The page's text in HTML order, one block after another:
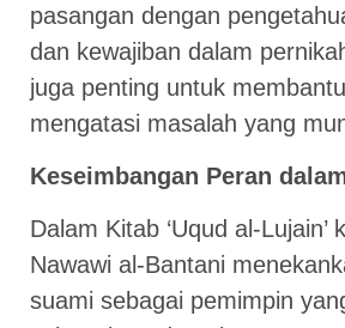
pasangan dengan
dan kewajiban dalam
juga penting untuk
mengatasi masalah yang
Keseimbangan Peran
Dalam Kitab ‘Uqud al-Lujain’
Nawawi al-Bantani
suami sebagai pemimpin